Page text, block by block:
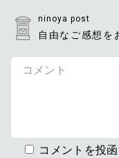
ninoya post
自由なご感想を
コメントを投